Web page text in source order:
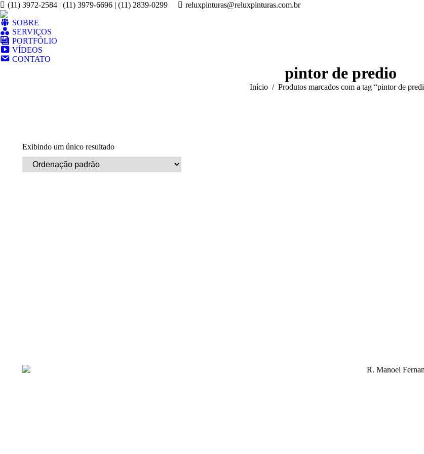
(11) 3972-2584 | (11) 3979-6696 | (11) 2839-0299 reluxpinturas@reluxpinturas.com.br
SOBRE
SERVIÇOS
PORTFÓLIO
VÍDEOS
CONTATO
pintor de predio
Início Produtos marcados com a tag “pintor de
Exibindo um único resultado
R. Manoel